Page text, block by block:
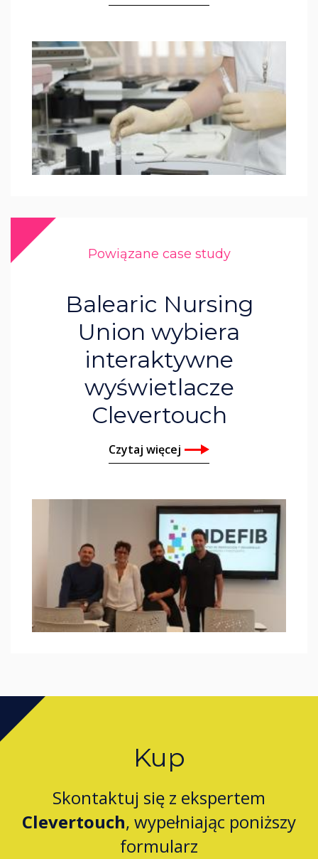
Powiązane case study
Balearic Nursing
Union wybiera
interaktywne
wyświetlacze
Clevertouch
Czytaj więcej
Kup
Skontaktuj się z ekspertem
Clevertouch, wypełniając poniższy
formularz